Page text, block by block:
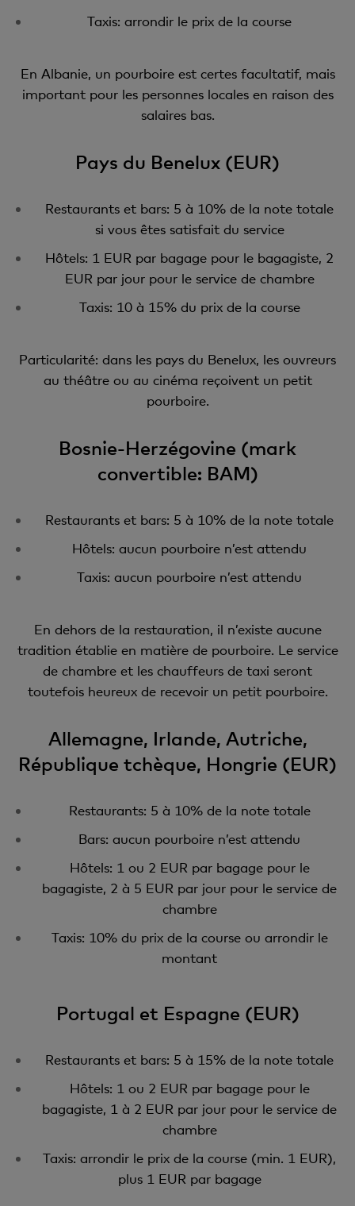
Taxis: arrondir le prix de la course
En Albanie, un pourboire est certes facultatif, mais
important pour les personnes locales en raison des
salaires bas.
Pays du Benelux (EUR)
Restaurants et bars: 5 à 10% de la note totale
si vous êtes satisfait du service
Hôtels: 1 EUR par bagage pour le bagagiste, 2
EUR par jour pour le service de chambre
Taxis: 10 à 15% du prix de la course
Particularité: dans les pays du Benelux, les ouvreurs
au théâtre ou au cinéma reçoivent un petit
pourboire.
Bosnie-Herzégovine (mark
convertible: BAM)
Restaurants et bars: 5 à 10% de la note totale
Hôtels: aucun pourboire n’est attendu
Taxis: aucun pourboire n’est attendu
En dehors de la restauration, il n’existe aucune
tradition établie en matière de pourboire. Le service
de chambre et les chauffeurs de taxi seront
toutefois heureux de recevoir un petit pourboire.
Allemagne, Irlande, Autriche,
République tchèque, Hongrie (EUR)
Restaurants: 5 à 10% de la note totale
Bars: aucun pourboire n’est attendu
Hôtels: 1 ou 2 EUR par bagage pour le
bagagiste, 2 à 5 EUR par jour pour le service de
chambre
Taxis: 10% du prix de la course ou arrondir le
montant
Portugal et Espagne (EUR)
Restaurants et bars: 5 à 15% de la note totale
Hôtels: 1 ou 2 EUR par bagage pour le
bagagiste, 1 à 2 EUR par jour pour le service de
chambre
Taxis: arrondir le prix de la course (min. 1 EUR),
plus 1 EUR par bagage